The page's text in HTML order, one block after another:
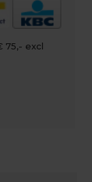
75,- excl